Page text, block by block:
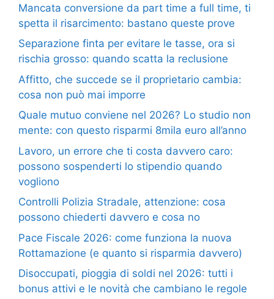
Mancata conversione da part time a full time, ti
spetta il risarcimento: bastano queste prove
Separazione finta per evitare le tasse, ora si
rischia grosso: quando scatta la reclusione
Affitto, che succede se il proprietario cambia:
cosa non può mai imporre
Quale mutuo conviene nel 2026? Lo studio non
mente: con questo risparmi 8mila euro all’anno
Lavoro, un errore che ti costa davvero caro:
possono sospenderti lo stipendio quando
vogliono
Controlli Polizia Stradale, attenzione: cosa
possono chiederti davvero e cosa no
Pace Fiscale 2026: come funziona la nuova
Rottamazione (e quanto si risparmia davvero)
Disoccupati, pioggia di soldi nel 2026: tutti i
bonus attivi e le novità che cambiano le regole